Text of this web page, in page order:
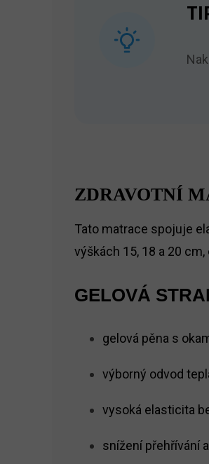
ZDRAVOTNÍ
Tato matrace spojuje
výškách 15, 18 a 20
GELOVÁ
gelová pěna s
výborný odvod
vysoká elasticita
snížení přehřívání